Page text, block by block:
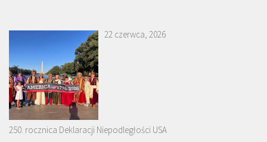
22 czerwca, 2026
250. rocznica Deklaracji Niepodległości USA